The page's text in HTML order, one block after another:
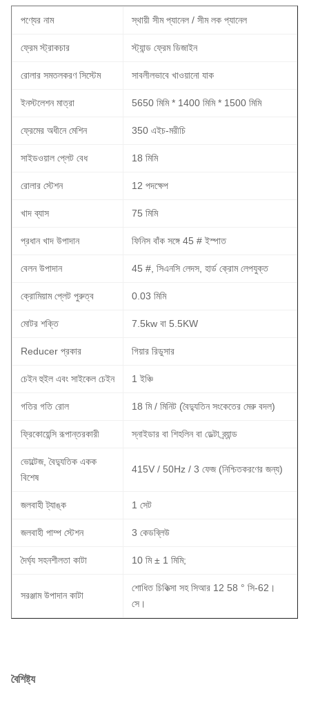
পণ্যের নাম স্থায়ী সীম প্যানেল / সীম লক প্যানেল
ফ্রেম স্ট্রাকচার স্ট্যান্ড ফ্রেম ডিজাইন
রোলার সমতলকরণ সিস্টেম সাবলীলভাবে খাওয়ানো যাক
ইনস্টলেশন মাত্রা 5650 মিমি * 1400 মিমি * 1500 মিমি
ফ্রেমের অধীনে মেশিন 350 এইচ-মরীচি
সাইডওয়াল প্লেট বেধ 18 মিমি
রোলার স্টেশন 12 পদক্ষেপ
খাদ ব্যাস 75 মিমি
প্রধান খাদ উপাদান ফিনিস বাঁক সঙ্গে 45 # ইস্পাত
বেলন উপাদান 45 #, সিএনসি লেদস, হার্ড ক্রোম লেপযুক্ত
ক্রোমিয়াম প্লেট পুরুত্ব 0.03 মিমি
মোটর শক্তি 7.5kw বা 5.5KW
Reducer প্রকার গিয়ার রিডুসার
চেইন হুইল এবং সাইকেল চেইন 1 ইঞ্চি
গতির গতি রোল 18 মি / মিনিট (বৈদ্যুতিন সংকেতের মেরু বদল)
ফ্রিকোয়েন্সি রূপান্তরকারী স্নাইডার বা শিহলিন বা ডেল্টা ব্র্যান্ড
ভোল্টেজ, বৈদ্যুতিক একক
বিশেষ
415V / 50Hz / 3 ফেজ (নিশ্চিতকরণের জন্য)
জলবাহী ট্যাঙ্ক 1 সেট
জলবাহী পাম্প স্টেশন 3 কেডব্লিউ
দৈর্ঘ্য সহনশীলতা কাটা 10 মি ± 1 মিমি;
সরঞ্জাম উপাদান কাটা
শোধিত চিকিত্সা সহ সিআর 12 58 ° সি-62।
সে।
বৈশিষ্ট্য